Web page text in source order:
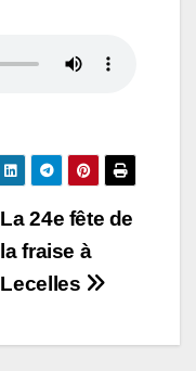
La 24e fête de
la fraise à
Lecelles